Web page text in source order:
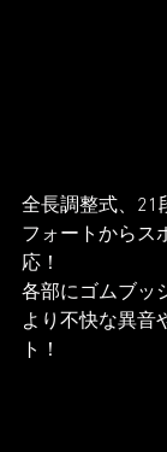
全長調整式、21
フォートからス
応！
各部にゴムブッ
より不快な異音
ト！